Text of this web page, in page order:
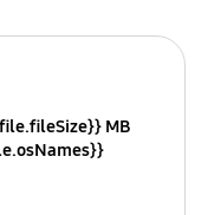
MB